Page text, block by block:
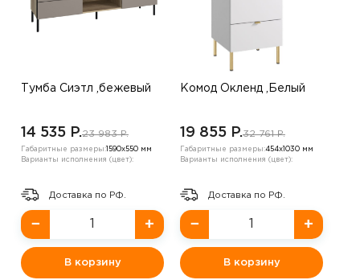
Тумба Сиэтл ,бежевый
14 535 P.23 983 P.
Габаритные размеры: 1590х550 мм
Варианты исполнения (цвет):
Доставка по РФ.
− +
В корзину
Комод Окленд ,Белый
19 855 P.32 761 P.
Габаритные размеры:454х1030 мм
Варианты исполнения (цвет):
Доставка по РФ.
− +
В корзину